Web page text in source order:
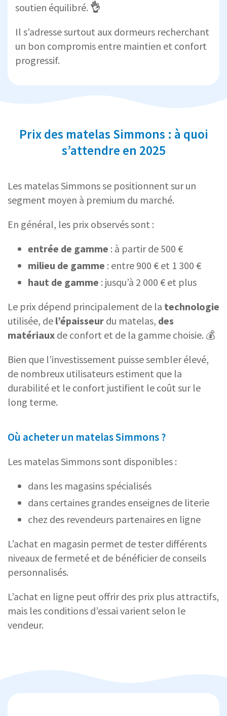
soutien équilibré. 👌
Il s’adresse surtout aux dormeurs recherchant
un bon compromis entre maintien et confort
progressif.
Prix des matelas Simmons : à quoi
s’attendre en 2025
Les matelas Simmons se positionnent sur un
segment moyen à premium du marché.
En général, les prix observés sont :
entrée de gamme : à partir de 500 €
milieu de gamme : entre 900 € et 1 300 €
haut de gamme : jusqu’à 2 000 € et plus
Le prix dépend principalement de la technologie
utilisée, de l’épaisseur du matelas, des
matériaux de confort et de la gamme choisie. 💰
Bien que l’investissement puisse sembler élevé,
de nombreux utilisateurs estiment que la
durabilité et le confort justifient le coût sur le
long terme.
Où acheter un matelas Simmons ?
Les matelas Simmons sont disponibles :
dans les magasins spécialisés
dans certaines grandes enseignes de literie
chez des revendeurs partenaires en ligne
L’achat en magasin permet de tester différents
niveaux de fermeté et de bénéficier de conseils
personnalisés.
L’achat en ligne peut offrir des prix plus attractifs,
mais les conditions d’essai varient selon le
vendeur.